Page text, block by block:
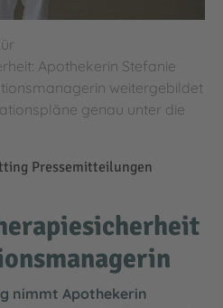
Pressemitteilungen
nimmt Apothekerin
Apothekerin Stefanie
weitergebildet
genau unter die